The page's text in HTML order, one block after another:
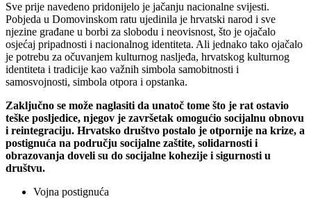
Sve prije navedeno pridonijelo je jačanju nacionalne svijesti.
Pobjeda u Domovinskom ratu ujedinila je hrvatski narod i sve
njezine građane u borbi za slobodu i neovisnost, što je ojačalo
osjećaj pripadnosti i nacionalnog identiteta. Ali jednako tako ojačalo
je potrebu za očuvanjem kulturnog nasljeđa, hrvatskog kulturnog
identiteta i tradicije kao važnih simbola samobitnosti i
samosvojnosti, simbola otpora i opstanka.
Zaključno se može naglasiti da unatoč tome što je rat ostavio
teške posljedice, njegov je završetak omogućio socijalnu obnovu
i reintegraciju. Hrvatsko društvo postalo je otpornije na krize, a
postignuća na području socijalne zaštite, solidarnosti i
obrazovanja doveli su do socijalne kohezije i sigurnosti u
društvu.
Vojna postignuća